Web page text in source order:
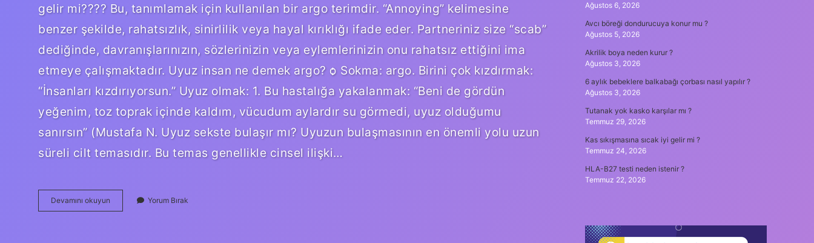
gelir mi???? Bu, tanımlamak için kullanılan bir argo terimdir. “Annoying” kelimesine
benzer şekilde, rahatsızlık, sinirlilik veya hayal kırıklığı ifade eder. Partneriniz size “scab”
dediğinde, davranışlarınızın, sözlerinizin veya eylemlerinizin onu rahatsız ettiğini ima
etmeye çalışmaktadır. Uyuz insan ne demek argo? ѻ Sokma: argo. Birini çok kızdırmak:
“İnsanları kızdırıyorsun.” Uyuz olmak: 1. Bu hastalığa yakalanmak: “Beni de gördün
yeğenim, toz toprak içinde kaldım, vücudum aylardır su görmedi, uyuz olduğumu
sanırsın” (Mustafa N. Uyuz sekste bulaşır mı? Uyuzun bulaşmasının en önemli yolu uzun
süreli cilt temasıdır. Bu temas genellikle cinsel ilişki…
Devamını okuyun
Ve
Yorum Bırak
Ağustos 6, 2026
Avcı böreği dondurucuya konur mu ?
Ağustos 5, 2026
Akrilik boya neden kurur ?
Ağustos 3, 2026
6 aylık bebeklere balkabağı çorbası nasıl yapılır ?
Ağustos 3, 2026
Tutanak yok kasko karşılar mı ?
Temmuz 29, 2026
Kas sıkışmasına sıcak iyi gelir mi ?
Temmuz 24, 2026
HLA-B27 testi neden istenir ?
Temmuz 22, 2026